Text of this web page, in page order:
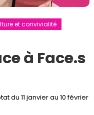
et convivialité
à Face.s
du 11 janvier au 10 février